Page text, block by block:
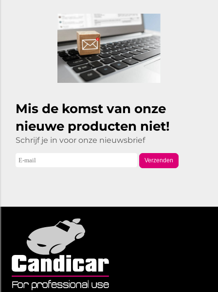
Mis de komst van onze
nieuwe producten niet!
Schrijf je in voor onze nieuwsbrief
Verzenden